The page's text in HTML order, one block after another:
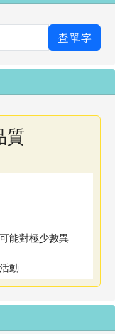
查單字
質
能對極少數異
動